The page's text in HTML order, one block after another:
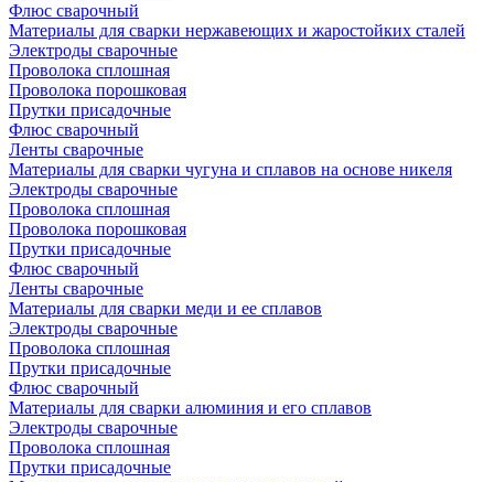
Флюс сварочный
Материалы для сварки нержавеющих и жаростойких сталей
Электроды сварочные
Проволока сплошная
Проволока порошковая
Прутки присадочные
Флюс сварочный
Ленты сварочные
Материалы для сварки чугуна и сплавов на основе никеля
Электроды сварочные
Проволока сплошная
Проволока порошковая
Прутки присадочные
Флюс сварочный
Ленты сварочные
Материалы для сварки меди и ее сплавов
Электроды сварочные
Проволока сплошная
Прутки присадочные
Флюс сварочный
Материалы для сварки алюминия и его сплавов
Электроды сварочные
Проволока сплошная
Прутки присадочные